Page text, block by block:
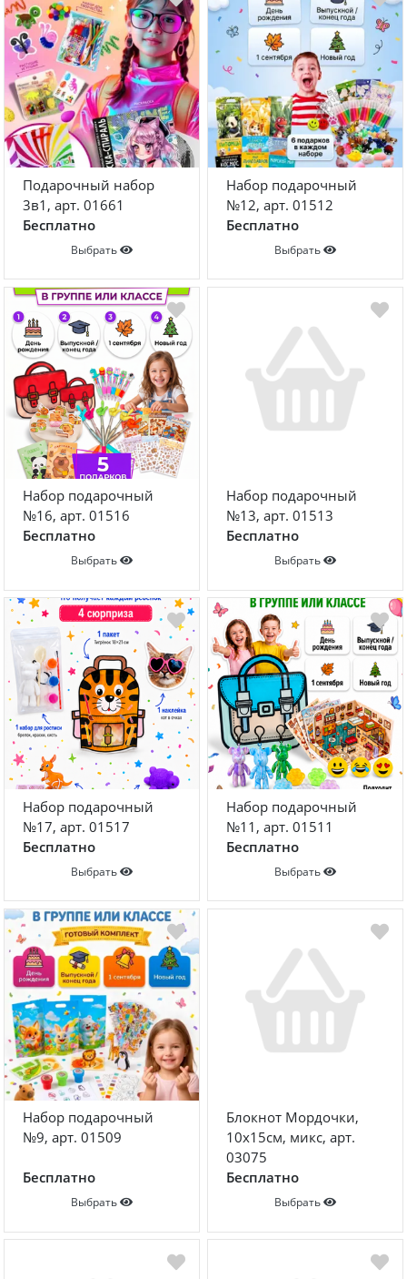
Подарочный набор
3в1, арт. 01661
Бесплатно
Выбрать
Набор подарочный
№12, арт. 01512
Бесплатно
Выбрать
Набор подарочный
№16, арт. 01516
Бесплатно
Выбрать
Набор подарочный
№13, арт. 01513
Бесплатно
Выбрать
Набор подарочный
№17, арт. 01517
Бесплатно
Выбрать
Набор подарочный
№11, арт. 01511
Бесплатно
Выбрать
Набор подарочный
№9, арт. 01509
Бесплатно
Выбрать
Блокнот Мордочки,
10х15см, микс, арт.
03075
Бесплатно
Выбрать
Футболки-раскраски на 14 февраля
Футболки-раскраски
Кружки-раскраски
Рюкзаки-раскраски
Сумки-раскраски
Наборы для творчества
Книги новогодние
Новогодний декор и материалы
Новогодняя подарочная упаковка